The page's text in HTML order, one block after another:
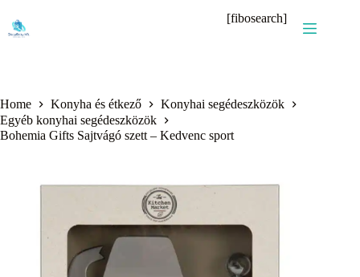
content
[fibosearch]
Home Konyha és étkező
Konyhai segédeszközök
Egyéb konyhai segédeszközök
Bohemia Gifts Sajtvágó szett – Kedvenc sport